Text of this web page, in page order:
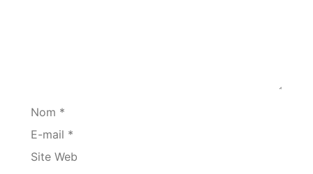
Nom *
E-mail *
Site Web